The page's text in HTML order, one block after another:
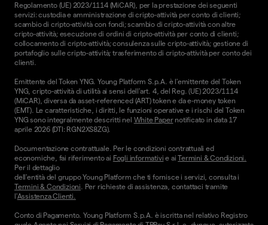
Regolamento (UE) 2023/1114 (MiCAR), per la prestazione dei seguenti
servizi: custodia e amministrazione di cripto-attività per conto di clienti;
scambio di cripto-attività con fondi; scambio di cripto-attività con altre
cripto-attività; esecuzione di ordini di cripto-attività per conto di clienti;
collocamento di cripto-attività; consulenza sulle cripto-attività; gestione di
portafoglio sulle cripto-attività; trasferimento di cripto-attività per conto dei
clienti.
Emittente del Token YNG. Young Platform S.p.A. è l'emittente del Token
YNG, cripto-attività di utilità ai sensi dell'art. 4, del Reg. (UE) 2023/1114
(MiCAR), diversa da asset-referenced (ART) token e da e-money token
(EMT). Le caratteristiche, i diritti, le funzioni operative e i rischi del Token
YNG sono integralmente descritti nel White Papernotificato in data 17
aprile 2026 (DTI: RGN2XS8ZG).
Documentazione contrattuale. Per le condizioni contrattuali ed
economiche, fai riferimento ai Fogli informativi e aiTermini & Condizioni.
Per il dettaglio
dell'entità del gruppo Young Platform che ti fornisce i servizi, consulta i
Termini & Condizioni. Per richieste di assistenza, contattaci tramite
l'Assistenza Clienti.
Conto di Pagamento. Young Platform S.p.A. è iscritta nel relativo Registro